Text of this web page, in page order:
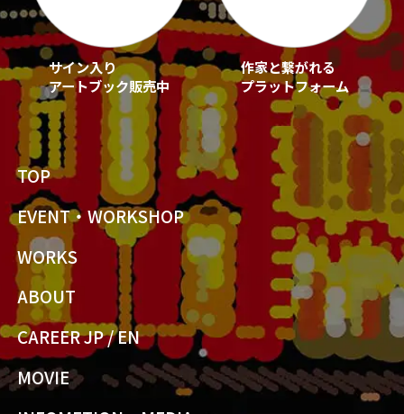
サイン入り
アートブック販売中
作家と繋がれる
プラットフォーム
TOP
EVENT・WORKSHOP
WORKS
ABOUT
CAREER JP/EN
MOVIE